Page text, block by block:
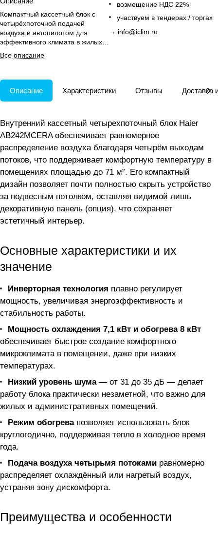
Компактный кассетный блок с
четырёхпоточной подачей
воздуха и автопилотом для
эффективного климата в жилых и
офисных помещениях.
Все описание
возмещение НДС 22%
участвуем в тендерах / торгах
→ info@iclim.ru
Описание Характеристики Отзывы Доставка
Внутренний кассетный четырехпоточный блок Haier
AB242MCERA обеспечивает равномерное
распределение воздуха благодаря четырём выходам
потоков, что поддерживает комфортную температуру в
помещениях площадью до 71 м². Его компактный
дизайн позволяет почти полностью скрыть устройство
за подвесным потолком, оставляя видимой лишь
декоративную панель (опция), что сохраняет
эстетичный интерьер.
Основные характеристики и их
значение
Инверторная технология плавно регулирует
мощность, увеличивая энергоэффективность и
стабильность работы.
Мощность охлаждения 7,1 кВт и обогрева 8 кВт
обеспечивает быстрое создание комфортного
микроклимата в помещении, даже при низких
температурах.
Низкий уровень шума— от 31 до 35 дБ — делает
работу блока практически незаметной, что важно для
жилых и административных помещений.
Режим обогревапозволяет использовать блок
круглогодично, поддерживая тепло в холодное время
года.
Подача воздуха четырьмя потоками равномерно
распределяет охлаждённый или нагретый воздух,
устраняя зону дискомфорта.
Преимущества и особенности